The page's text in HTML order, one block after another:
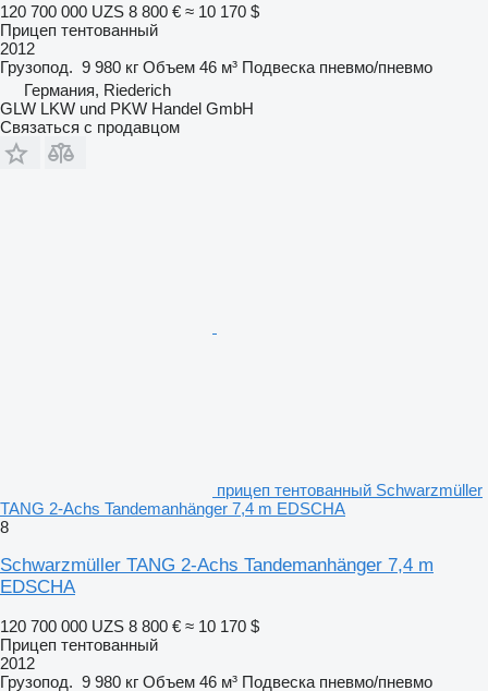
120 700 000 UZS 8 800 € ≈ 10 170 $
Прицеп тентованный
2012
Грузопод. 9 980 кг Объем 46 м³ Подвеска пневмо/пневмо
Германия, Riederich
GLW LKW und PKW Handel GmbH
Связаться с продавцом
прицеп тентованный Schwarzmüller
TANG 2-Achs Tandemanhänger 7,4 m EDSCHA
8
Schwarzmüller TANG 2-Achs Tandemanhänger 7,4 m
EDSCHA
120 700 000 UZS 8 800 € ≈ 10 170 $
Прицеп тентованный
2012
Грузопод. 9 980 кг Объем 46 м³ Подвеска пневмо/пневмо